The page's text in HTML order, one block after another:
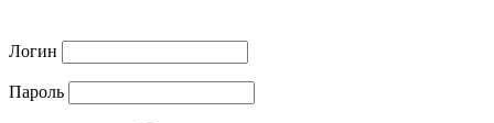
Логин
Пароль